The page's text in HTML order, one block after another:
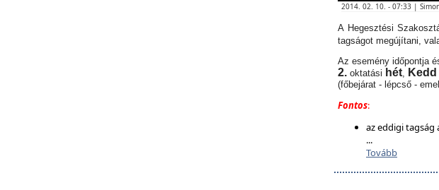
2014. 02. 10. - 07:33 |
A Hegesztési
tagságot megújítani,
Az esemény időpontja
2. oktatási hét, Kedd
(főbejárat - lépcső -
Fontos:
az eddigi tagság
...
Tovább